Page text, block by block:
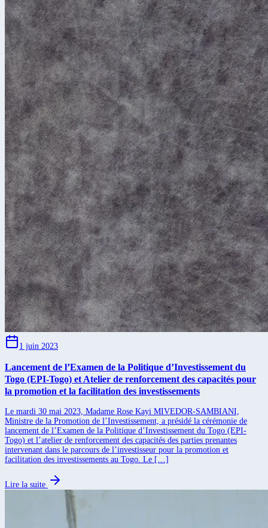
1 juin 2023
Lancement de l’Examen de la Politique d’Investissement du
Togo (EPI-Togo) et Atelier de renforcement des capacités pour
la promotion et la facilitation des investissements
Le mardi 30 mai 2023, Madame Rose Kayi MIVEDOR-SAMBIANI,
Ministre de la Promotion de l’Investissement, a présidé la cérémonie de
lancement de l’Examen de la Politique d’Investissement du Togo (EPI-
Togo) et l’atelier de renforcement des capacités des parties prenantes
intervenant dans le parcours de l’investisseur pour la promotion et
facilitation des investissements au Togo. Le […]
Lire la suite